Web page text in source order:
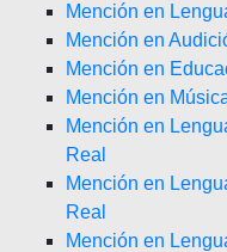
Mención en
Mención en
Mención en
Mención en
Mención en
Real
Mención en
Real
Mención en